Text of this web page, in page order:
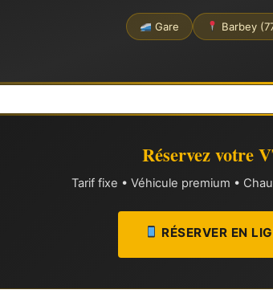
Gare Barbey
Réservez votre
Tarif fixe • Véhicule premium •
RÉSERVER EN